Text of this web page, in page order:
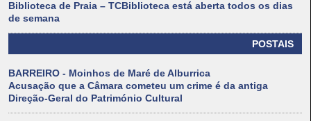
Biblioteca de Praia – TCBiblioteca está aberta todos os dias
de semana
POSTAIS
BARREIRO - Moinhos de Maré de Alburrica
Acusação que a Câmara cometeu um crime é da antiga
Direção-Geral do Património Cultural